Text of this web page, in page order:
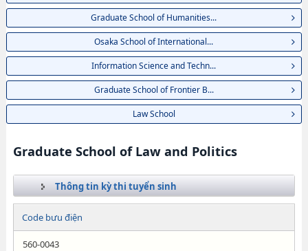
Graduate School of Humanities...
Osaka School of International...
Information Science and Techn...
Graduate School of Frontier B...
Law School
Graduate School of Law and Politics
Thông tin kỳ thi tuyển sinh
Code bưu điện
560-0043